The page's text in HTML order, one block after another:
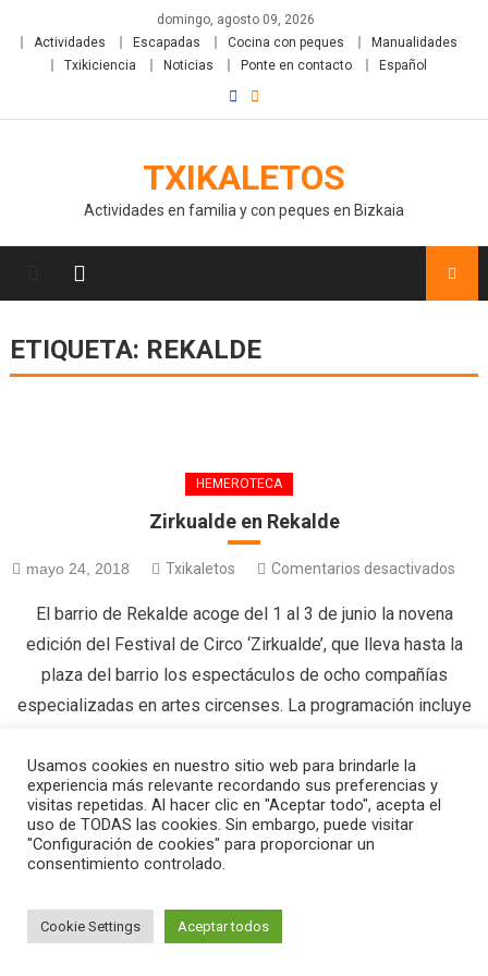
domingo, agosto 09, 2026
Actividades
Escapadas Cocina con peques
Manualidades
Txikiciencia
Noticias Ponte en contacto Español
TXIKALETOS
Actividades en familia y con peques en Bizkaia
ETIQUETA: REKALDE
HEMEROTECA
Zirkualde en Rekalde
mayo 24, 2018 Txikaletos Comentarios desactivados
El barrio de Rekalde acoge del 1 al 3 de junio la novena
edición del Festival de Circo ‘Zirkualde’, que lleva hasta la
plaza del barrio los espectáculos de ocho compañías
especializadas en artes circenses. La programación incluye
combinan lo mejor del circo tradicional, con sus acrobacias,
[…]
Usamos cookies en nuestro sitio web para brindarle la
experiencia más relevante recordando sus preferencias y
visitas repetidas. Al hacer clic en "Aceptar todo", acepta el
uso de TODAS las cookies. Sin embargo, puede visitar
"Configuración de cookies" para proporcionar un
consentimiento controlado.
Cookie Settings Aceptar todos